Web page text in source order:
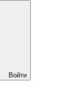
Войти